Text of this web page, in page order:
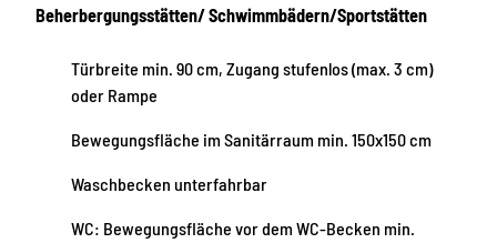
Beherbergungsstätten/ Schwimmbädern/Sportstätten
Türbreite min. 90 cm, Zugang stufenlos (max. 3 cm)
oder Rampe
Bewegungsfläche im Sanitärraum min. 150x150 cm
Waschbecken unterfahrbar
WC: Bewegungsfläche vor dem WC-Becken min.